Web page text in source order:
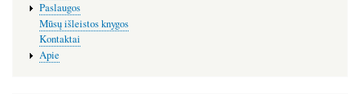
Paslaugos
Mūsų išleistos knygos
Kontaktai
Apie